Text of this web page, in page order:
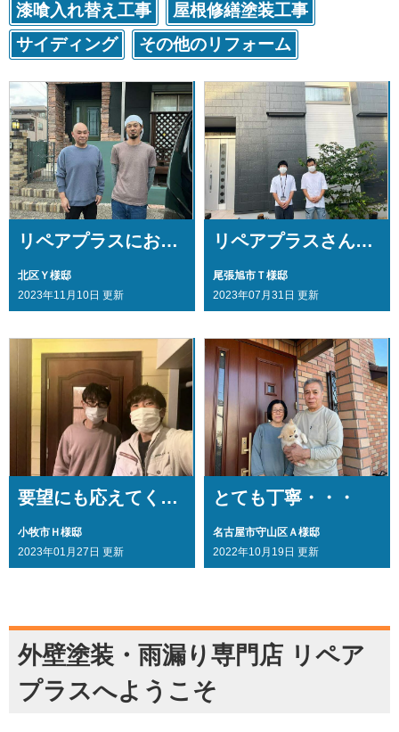
漆喰入れ替え工事
屋根修繕塗装工事
サイディング
その他のリフォーム
リペアプラスにお願いして大変良かった・・・
北区Ｙ様邸
2023年11月10日 更新
リペアプラスさんにして良かった・・・
尾張旭市Ｔ様邸
2023年07月31日 更新
要望にも応えてくださり・・・
小牧市Ｈ様邸
2023年01月27日 更新
とても丁寧・・・
名古屋市守山区Ａ様邸
2022年10月19日 更新
外壁塗装・雨漏り専門店 リペア
プラスへようこそ